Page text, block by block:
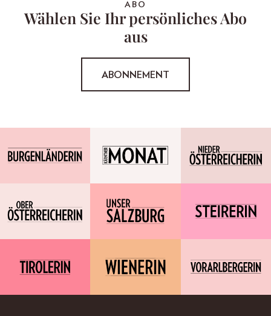
ABO
Wählen Sie Ihr persönliches Abo
aus
ABONNEMENT